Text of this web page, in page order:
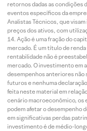
retornos dadas as condições
eventos específicos da
Analistas Técnicos, que
preços dos ativos, com
Ação é uma fração do
mercado. É um título de
rentabilidade não é
mercado. O investimento em
desempenhos anteriores
futuros e nenhuma
feita neste material em
cenário macroeconômico, os
podem afetar o desempenho
em significativas perdas
investimento é de médio-